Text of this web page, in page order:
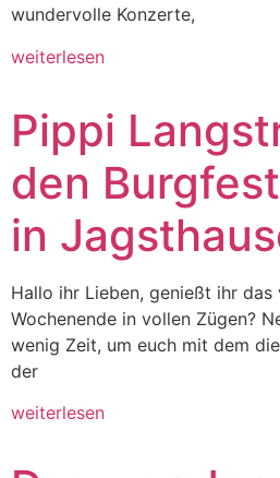
wundervolle Konzerte,
weiterlesen
Pippi
den
in
Hallo ihr Lieben, genießt ihr das
Wochenende in vollen Zügen?
wenig Zeit, um euch mit dem
der
weiterlesen